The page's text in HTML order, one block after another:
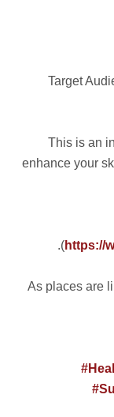
Target
This is an
enhance your
(https://
As places are